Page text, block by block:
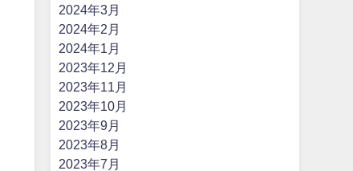
2024年3月
2024年2月
2024年1月
2023年12月
2023年11月
2023年10月
2023年9月
2023年8月
2023年7月